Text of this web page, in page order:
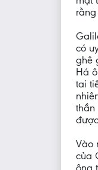
có
ghê
Há
tai
thần
Vào
của